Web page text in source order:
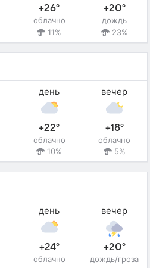
+26°
облачно
11%
+20°
дождь
23%
день
+22°
облачно
10%
вечер
+18°
облачно
5%
день
+24°
облачно
вечер
+20°
дождь/гроза